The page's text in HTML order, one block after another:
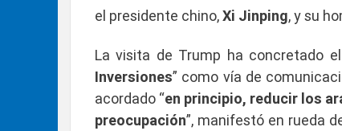
el presidente chino,Xi Jinping, y su
La visita de Trump ha concretado
Inversiones” como vía de
acordado “en principio, reducir los
preocupación”, manifestó en rueda